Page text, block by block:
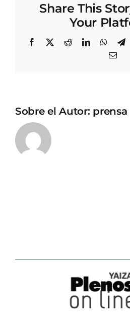
Share This
Your
Facebook
X RedditLinkedIn
Sobre el Autor: prensa